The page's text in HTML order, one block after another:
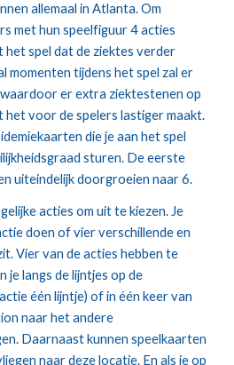
allemaal in Atlanta. Om
met hun speelfiguur 4 acties
spel dat de ziektes verder
momenten tijdens het spel zal er
er extra ziektestenen op
het voor de spelers lastiger maakt.
die je aan het spel
sturen. De eerste
uiteindelijk doorgroeien naar 6.
acties om uit te kiezen. Je
doen of vier verschillende en
Vier van de acties hebben te
je langs de lijntjes op de
één lijntje) of in één keer van
naar het andere
Daarnaast kunnen speelkaarten
naar deze locatie. En als je op